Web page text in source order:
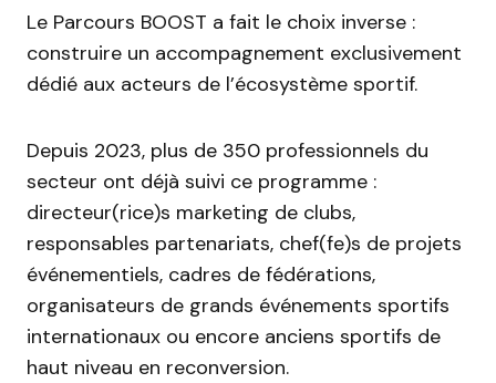
Le Parcours BOOST a fait le choix inverse :
construire un accompagnement exclusivement
dédié aux acteurs de l’écosystème sportif.
Depuis 2023, plus de 350 professionnels du
secteur ont déjà suivi ce programme :
directeur(rice)s marketing de clubs,
responsables partenariats, chef(fe)s de projets
événementiels, cadres de fédérations,
organisateurs de grands événements sportifs
internationaux ou encore anciens sportifs de
haut niveau en reconversion.